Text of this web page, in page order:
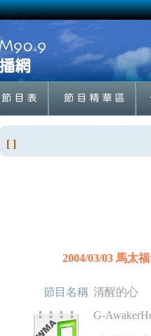
[ ]
2004/03/03 馬太
節目名稱 清醒的心
G-